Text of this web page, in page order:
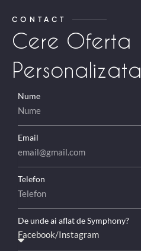
CONTACT
Cere Oferta
Personalizata
Nume
Email
Telefon
De unde ai aflat de Symphony?